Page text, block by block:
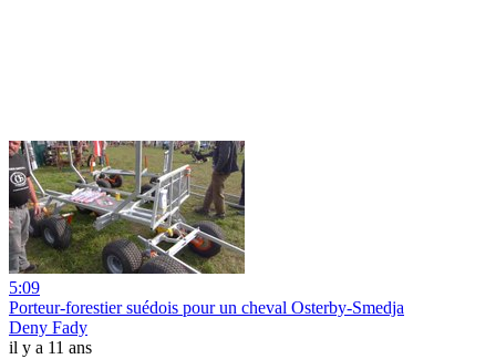
5:09
Porteur-forestier suédois pour un cheval Osterby-Smedja
Deny Fady
il y a 11 ans